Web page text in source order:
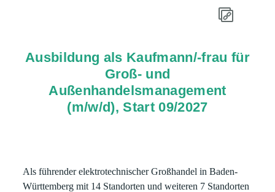
Ausbildung als Kaufmann/-frau für
Groß- und
Außenhandelsmanagement
(m/w/d), Start 09/2027
Als führender elektrotechnischer Großhandel in Baden-
Württemberg mit 14 Standorten und weiteren 7 Standorten